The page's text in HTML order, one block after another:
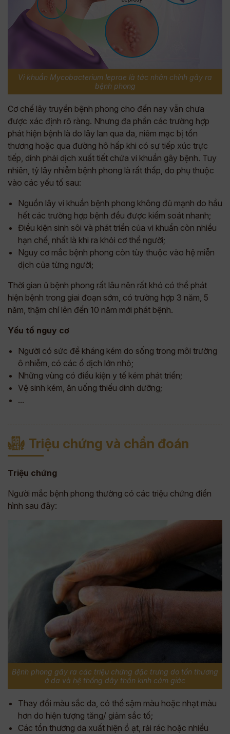
Vi khuẩn Mycobacterium leprae là tác nhân chính gây ra
bệnh phong
Cơ chế lây truyền bệnh phong cho đến nay vẫn chưa
được xác định rõ ràng. Nhưng đa phần các trường hợp
phát hiện bệnh là do lây lan qua da, niêm mạc bị tổn
thương hoặc qua đường hô hấp khi có sự tiếp xúc trực
tiếp, dính phải dịch xuất tiết chứa vi khuẩn gây bệnh. Tuy
nhiên, tỷ lây nhiễm bệnh phong là rất thấp, do phụ thuộc
vào các yếu tố sau:
Nguồn lây vi khuẩn bệnh phong không đủ mạnh do hầu
hết các trường hợp bệnh đều được kiểm soát nhanh;
Điều kiện sinh sôi và phát triển của vi khuẩn còn nhiều
hạn chế, nhất là khi ra khỏi cơ thể người;
Nguy cơ mắc bệnh phong còn tùy thuộc vào hệ miễn
dịch của từng người;
Thời gian ủ bệnh phong rất lâu nên rất khó có thể phát
hiện bệnh trong giai đoạn sớm, có trường hợp 3 năm, 5
năm, thậm chí lên đến 10 năm mới phát bệnh.
Yếu tố nguy cơ
Người có sức đề kháng kém do sống trong môi trường
ô nhiễm, có các ổ dịch lớn nhỏ;
Những vùng có điều kiện y tế kém phát triển;
Vệ sinh kém, ăn uống thiếu dinh dưỡng;
...
Triệu chứng và chẩn đoán
Triệu chứng
Người mắc bệnh phong thường có các triệu chứng điển
hình sau đây:
Bệnh phong gây ra các triệu chứng đặc trưng do tổn thương
ở da và hệ thống dây thần kinh cảm giác
Thay đổi màu sắc da, có thể sậm màu hoặc nhạt màu
hơn do hiện tượng tăng/ giảm sắc tố;
Các tổn thương da xuất hiện ồ ạt, rải rác hoặc nhiều